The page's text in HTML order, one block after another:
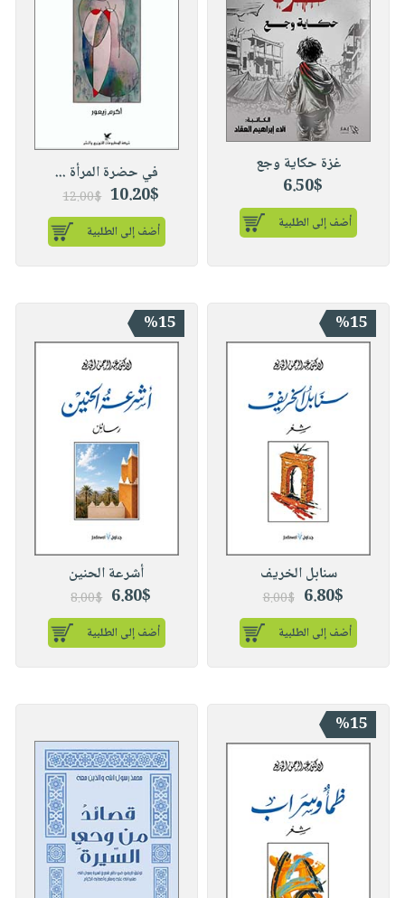
غزة حكاية وجع
6.50$
أضف إلى الطلبية
في حضرة المرأة ...
10.20$
12.00$
أضف إلى الطلبية
%15
سنابل الخريف
6.80$
8.00$
أضف إلى الطلبية
%15
أشرعة الحنين
6.80$
8.00$
أضف إلى الطلبية
%15